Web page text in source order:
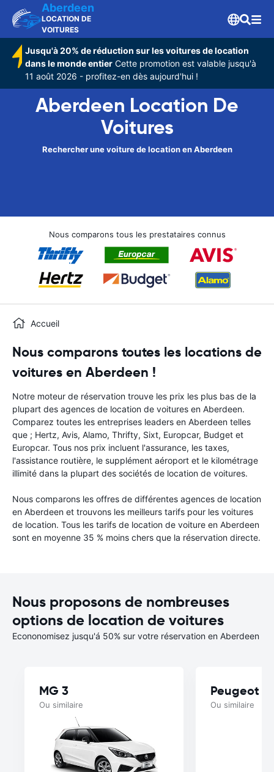
Aberdeen
LOCATION DE
VOITURES
Jusqu'à 20% de réduction sur les voitures de location
dans le monde entier Cette promotion est valable jusqu'à
11 août 2026 - profitez-en dès aujourd'hui !
Aberdeen Location De
Voitures
Rechercher une voiture de location en Aberdeen
Nous comparons tous les prestataires connus
Accueil
Nous comparons toutes les locations de
voitures en Aberdeen !
Notre moteur de réservation trouve les prix les plus bas de la
plupart des agences de location de voitures en Aberdeen.
Comparez toutes les entreprises leaders en Aberdeen telles
que ; Hertz, Avis, Alamo, Thrifty, Sixt, Europcar, Budget et
Europcar. Tous nos prix incluent l'assurance, les taxes,
l'assistance routière, le supplément aéroport et le kilométrage
illimité dans la plupart des sociétés de location de voitures.
Nous comparons les offres de différentes agences de location
en Aberdeen et trouvons les meilleurs tarifs pour les voitures
de location. Tous les tarifs de location de voiture en Aberdeen
sont en moyenne 35 % moins chers que la réservation directe.
Nous proposons de nombreuses
options de location de voitures
Econonomisez jusqu'á 50% sur votre réservation en Aberdeen
MG 3
Ou similaire
Peugeot
Ou similaire